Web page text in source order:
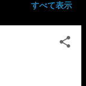
すべて表示